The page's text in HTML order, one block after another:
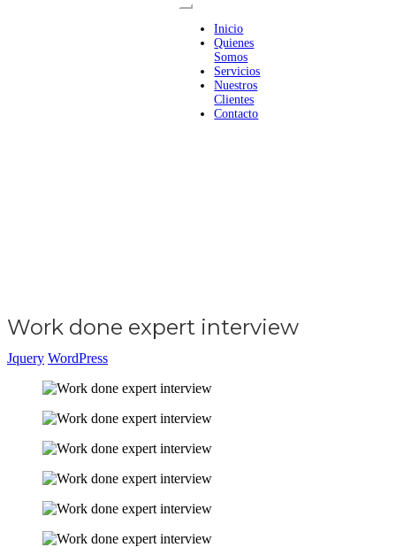
Inicio
Quienes
Somos
Servicios
Nuestros
Clientes
Contacto
Work done expert interview
Jquery WordPress